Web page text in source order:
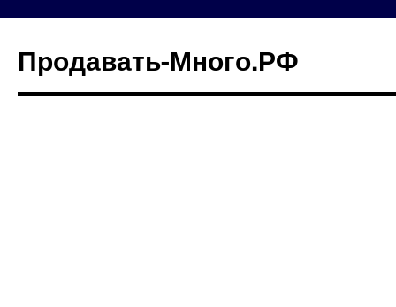
Продавать-Много.РФ